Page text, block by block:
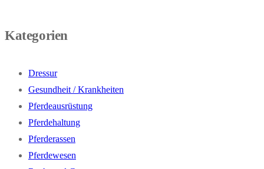
Kategorien
Dressur
Gesundheit / Krankheiten
Pferdeausrüstung
Pferdehaltung
Pferderassen
Pferdewesen